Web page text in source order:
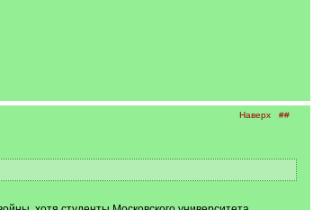
Наверх ##